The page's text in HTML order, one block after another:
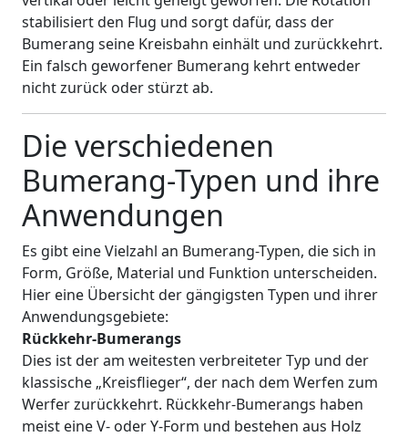
stabilisiert den Flug und sorgt dafür, dass der
Bumerang seine Kreisbahn einhält und zurückkehrt.
Ein falsch geworfener Bumerang kehrt entweder
nicht zurück oder stürzt ab.
Die verschiedenen
Bumerang-Typen und ihre
Anwendungen
Es gibt eine Vielzahl an Bumerang-Typen, die sich in
Form, Größe, Material und Funktion unterscheiden.
Hier eine Übersicht der gängigsten Typen und ihrer
Anwendungsgebiete:
Rückkehr-Bumerangs
Dies ist der am weitesten verbreiteter Typ und der
klassische „Kreisflieger“, der nach dem Werfen zum
Werfer zurückkehrt. Rückkehr-Bumerangs haben
meist eine V- oder Y-Form und bestehen aus Holz